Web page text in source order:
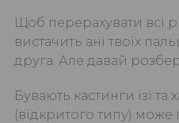
Щоб перерахувати всі
вистачить ані твоїх
друга. Але давай
Бувають кастинги ізі та
(відкритого типу) може